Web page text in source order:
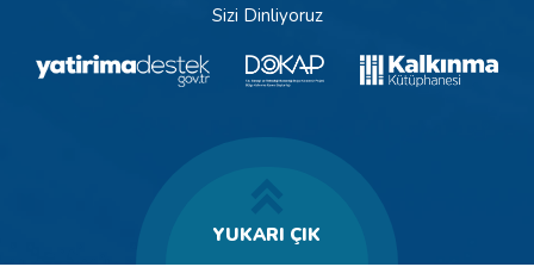
Sizi Dinliyoruz
YUKARI ÇIK